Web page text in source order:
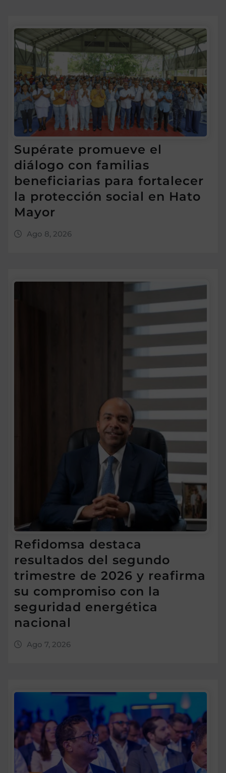
Supérate promueve el
diálogo con familias
beneficiarias para fortalecer
la protección social en Hato
Mayor
Ago 8, 2026
Refidomsa destaca
resultados del segundo
trimestre de 2026 y reafirma
su compromiso con la
seguridad energética
nacional
Ago 7, 2026